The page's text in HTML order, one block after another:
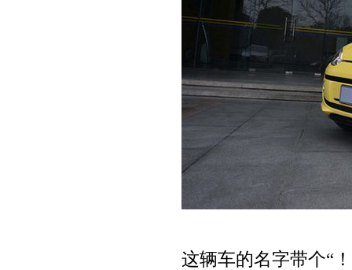
这辆车的名字带个“！